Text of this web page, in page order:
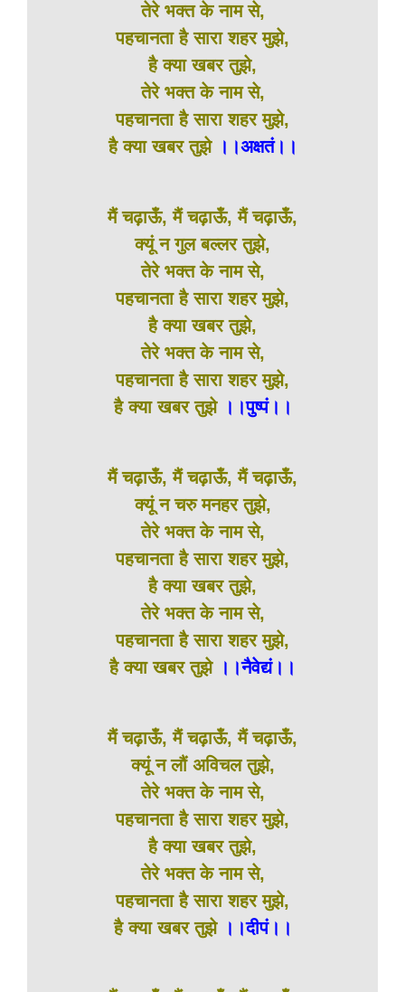
तेरे भक्त के नाम से,
पहचानता है सारा शहर मुझे,
है क्या खबर तुझे,
तेरे भक्त के नाम से,
पहचानता है सारा शहर मुझे,
है क्या खबर तुझे ।।अक्षतं।।
मैं चढ़ाऊँ, मैं चढ़ाऊँ, मैं चढ़ाऊँ,
क्यूं न गुल बल्लर तुझे,
तेरे भक्त के नाम से,
पहचानता है सारा शहर मुझे,
है क्या खबर तुझे,
तेरे भक्त के नाम से,
पहचानता है सारा शहर मुझे,
है क्या खबर तुझे ।।पुष्पं।।
मैं चढ़ाऊँ, मैं चढ़ाऊँ, मैं चढ़ाऊँ,
क्यूं न चरु मनहर तुझे,
तेरे भक्त के नाम से,
पहचानता है सारा शहर मुझे,
है क्या खबर तुझे,
तेरे भक्त के नाम से,
पहचानता है सारा शहर मुझे,
है क्या खबर तुझे।।नैवेद्यं।।
मैं चढ़ाऊँ, मैं चढ़ाऊँ, मैं चढ़ाऊँ,
क्यूं न लौं अविचल तुझे,
तेरे भक्त के नाम से,
पहचानता है सारा शहर मुझे,
है क्या खबर तुझे,
तेरे भक्त के नाम से,
पहचानता है सारा शहर मुझे,
है क्या खबर तुझे ।।दीपं।।